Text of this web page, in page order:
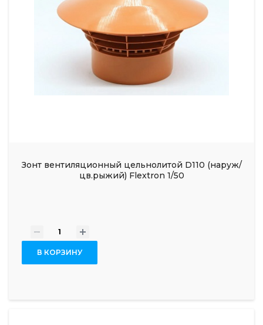
Зонт вентиляционный цельнолитой D110 (наруж/
цв.рыжий) Flextron 1/50
- +
В КОРЗИНУ